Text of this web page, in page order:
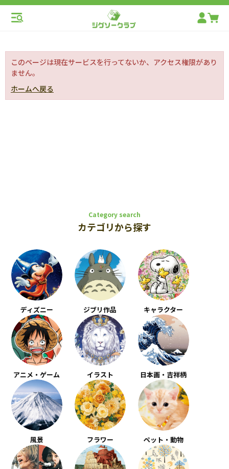
このページは現在サービスを行ってないか、アクセス権限があり
ません。
ホームへ戻る
Category search
カテゴリから探す
ディズニー ジブリ作品 キャラクター
アニメ・ゲーム イラスト 日本画・吉祥柄
風景 フラワー ペット・動物